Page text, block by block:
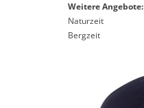
Weitere Angebote:
Naturzeit
Bergzeit